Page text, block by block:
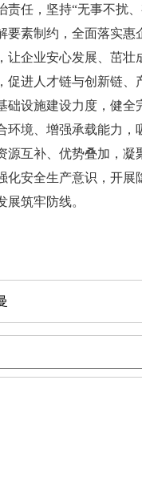
责任，坚持“无事不扰
要素制约，全面落实
让企业安心发展、茁壮
促进人才链与创新链
础设施建设力度，健全
环境、增强承载能力
源互补、优势叠加，
化安全生产意识，开
展筑牢防线。